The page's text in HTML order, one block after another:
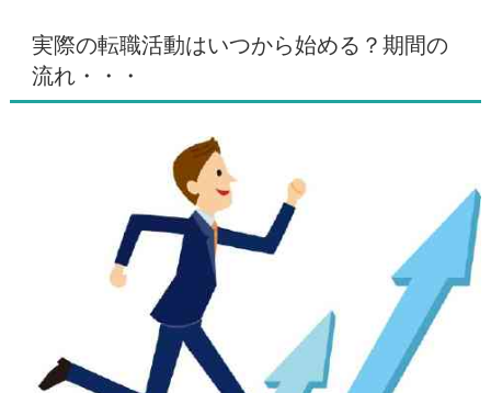
実際の転職活動はいつから始める？期間の
流れ・・・